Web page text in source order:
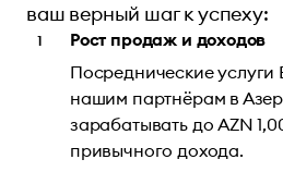
ваш верный шаг к успеху:
Рост продаж и доходов
Посреднические
нашим партнёрам в
зарабатывать до AZN
привычного дохода.